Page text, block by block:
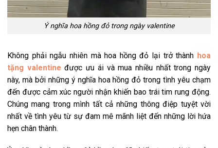
Ý nghĩa hoa hồng đỏ trong ngày valentine
Không phải ngẫu nhiên mà hoa hồng đỏ lại trở thành hoa
tặng valentine được ưu ái và mua nhiều nhất trong ngày
này, mà bởi những ý nghĩa hoa hồng đỏ trong tình yêu chạm
đến được cảm xúc người nhận khiến bao trái tim rung động.
Chúng mang trong mình tất cả những thông điệp tuyệt vời
nhất về tình yêu từ sự đam mê mãnh liệt đến những lời hứa
hẹn chân thành.